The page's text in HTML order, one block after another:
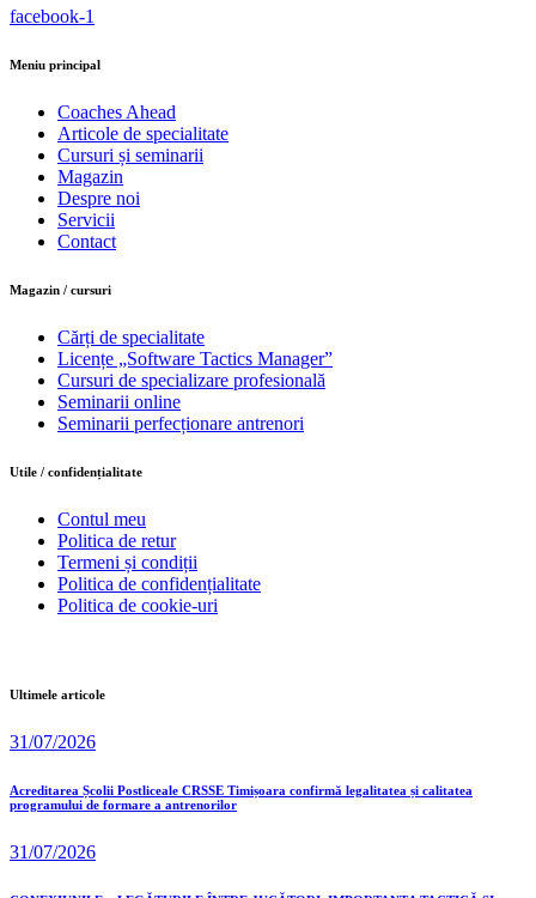
facebook-1
Meniu principal
Coaches Ahead
Articole de specialitate
Cursuri și seminarii
Magazin
Despre noi
Servicii
Contact
Magazin / cursuri
Cărți de specialitate
Licențe „Software Tactics Manager”
Cursuri de specializare profesională
Seminarii online
Seminarii perfecționare antrenori
Utile / confidențialitate
Contul meu
Politica de retur
Termeni și condiții
Politica de confidențialitate
Politica de cookie-uri
Ultimele articole
31/07/2026
Acreditarea Școlii Postliceale CRSSE Timișoara confirmă legalitatea și calitatea
programului de formare a antrenorilor
31/07/2026